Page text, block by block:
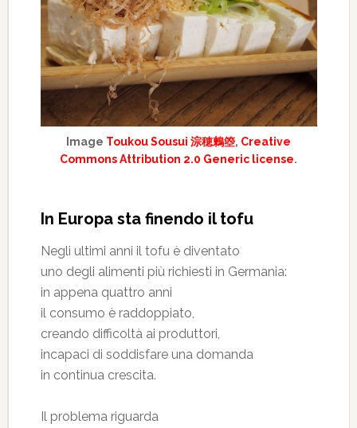
Image Toukou Sousui 淙穂鶫箜, Creative
Commons Attribution 2.0 Generic license.
In Europa sta finendo il tofu
Negli ultimi anni il tofu è diventato
uno degli alimenti più richiesti in Germania:
in appena quattro anni
il consumo è raddoppiato,
creando difficoltà ai produttori,
incapaci di soddisfare una domanda
in continua crescita.
Il problema riguarda